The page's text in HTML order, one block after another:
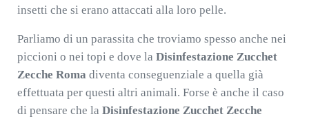
insetti che si erano attaccati alla loro pelle.
Parliamo di un parassita che troviamo spesso anche nei
piccioni o nei topi e dove la Disinfestazione Zucchet
Zecche Roma diventa conseguenziale a quella già
effettuata per questi altri animali. Forse è anche il caso
di pensare che la Disinfestazione Zucchet Zecche